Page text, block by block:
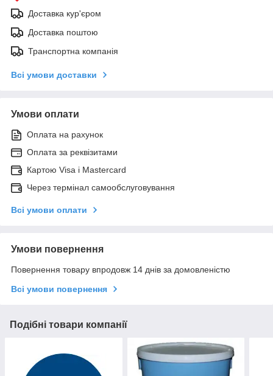
Доставка кур'єром
Доставка поштою
Транспортна компанія
Всі умови доставки
Умови оплати
Оплата на рахунок
Оплата за реквізитами
Картою Visa і Mastercard
Через термінал самообслуговування
Всі умови оплати
Умови повернення
Повернення товару впродовж 14 днів за домовленістю
Всі умови повернення
Подібні товари компанії